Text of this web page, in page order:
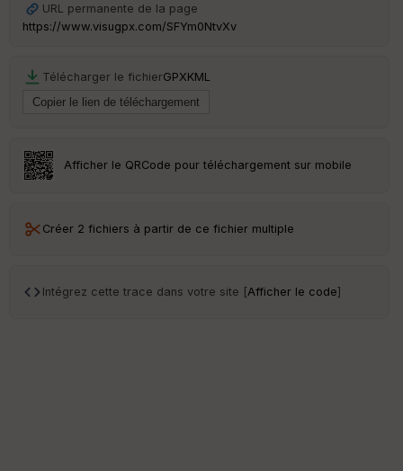
URL permanente de la page
https://www.visugpx.com/SFYm0NtvXv
Télécharger le fichierGPXKML
Afficher le QRCode pour téléchargement sur mobile
Créer 2 fichiers à partir de ce fichier multiple
Intégrez cette trace dans votre site [Afficher le code]